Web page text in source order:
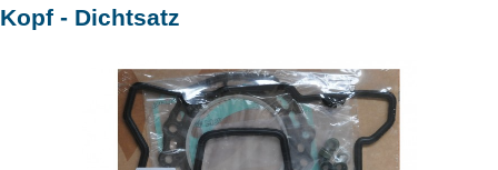
Kopf - Dichtsatz